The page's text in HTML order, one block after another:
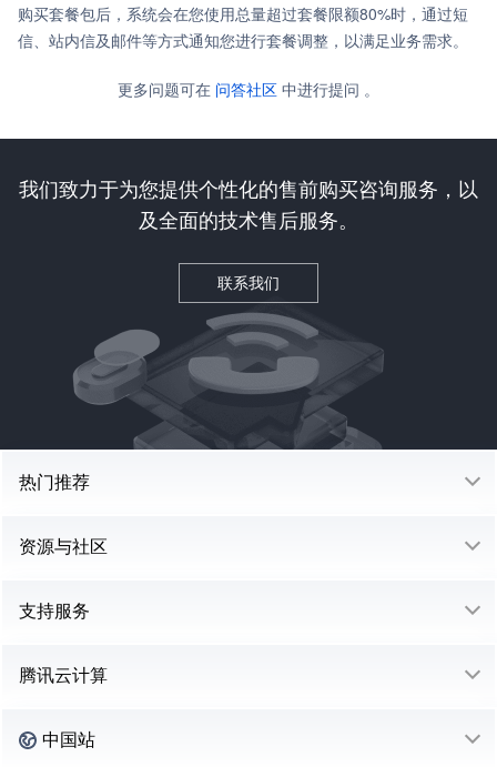
购买套餐包后，系统会在您使用总量超过套餐限额80%时，通过短
信、站内信及邮件等方式通知您进行套餐调整，以满足业务需求。
更多问题可在 问答社区中进行提问 。
我们致力于为您提供个性化的售前购买咨询服务，以
及全面的技术售后服务。
联系我们
热门推荐
资源与社区
支持服务
腾讯云计算
中国站